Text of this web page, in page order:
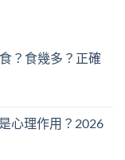
？食幾多？正確
心理作用？2026